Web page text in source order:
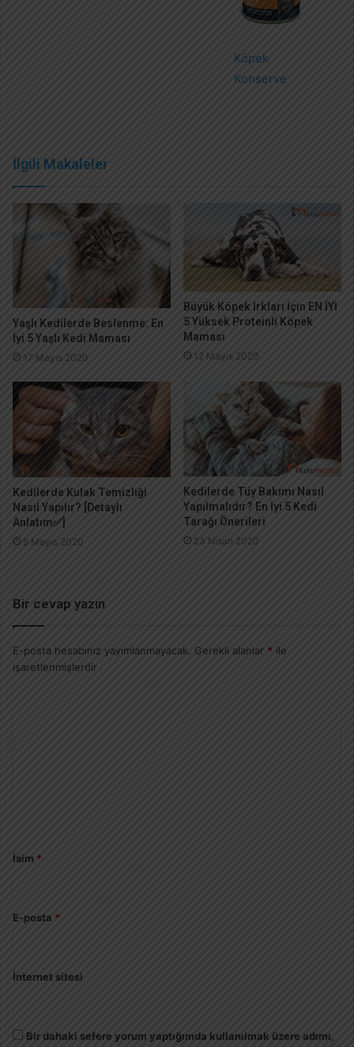
Köpek
Konserve
İlgili Makaleler
Yaşlı Kedilerde Beslenme: En
İyi 5 Yaşlı Kedi Maması
17 Mayıs 2020
Büyük Köpek Irkları İçin EN İYİ
5 Yüksek Proteinli Köpek
Maması
12 Mayıs 2020
Kedilerde Kulak Temizliği
Nasıl Yapılır? [Detaylı
Anlatım✅]
9 Mayıs 2020
Kedilerde Tüy Bakımı Nasıl
Yapılmalıdır? En İyi 5 Kedi
Tarağı Önerileri
23 Nisan 2020
Bir cevap yazın
E-posta hesabınız yayımlanmayacak. Gerekli alanlar * ile
işaretlenmişlerdir
İsim *
E-posta *
İnternet sitesi
Bir dahaki sefere yorum yaptığımda kullanılmak üzere adımı,